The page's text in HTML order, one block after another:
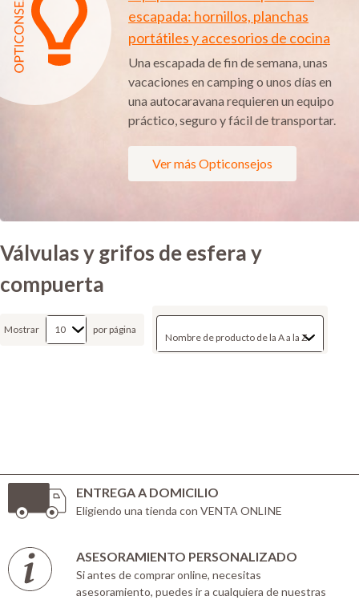
escapada: hornillos, planchas
portátiles y accesorios de cocina
Una escapada de fin de semana, unas
vacaciones en camping o unos días en
una autocaravana requieren un equipo
práctico, seguro y fácil de transportar.
Ver más Opticonsejos
Válvulas y grifos de esfera y
compuerta
Mostrar por página
ENTREGA A DOMICILIO
Eligiendo una tienda con VENTA ONLINE
ASESORAMIENTO PERSONALIZADO
Si antes de comprar online, necesitas
asesoramiento, puedes ir a cualquiera de nuestras